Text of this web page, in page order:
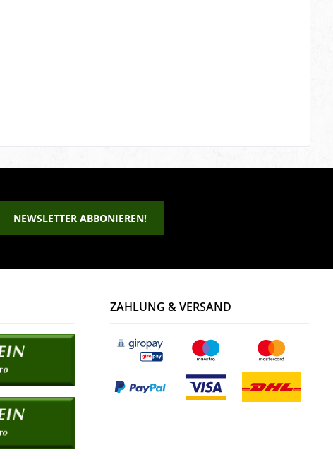
NEWSLETTER ABBONIEREN!
ZAHLUNG & VERSAND